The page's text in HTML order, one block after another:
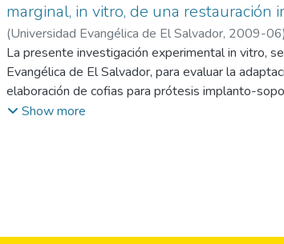
marginal, in vitro, de una restauración
(Universidad Evangélica de El Salvador, 2009-06)
Alejandro José;Saravia, Hugo Alfredo;Flores,
La presente investigación experimental in vitro,
Evangélica de El Salvador, para evaluar la
elaboración de cofias para prótesis implanto-
pilares originales de los implantes,
Show more